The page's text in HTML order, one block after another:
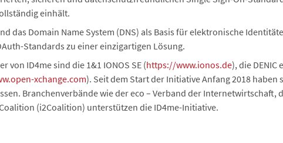
einhält.
das Domain Name System (DNS) als Basis für elektronische
Standards zu einer einzigartigen Lösung.
von ID4me sind die 1&1 IONOS SE (https://www.ionos.de), die DENIC
xchange.com). Seit dem Start der Initiative Anfang 2018
Branchenverbände wie der eco – Verband der Internetwirtschaft,
(i2Coalition) unterstützen die ID4me-Initiative.